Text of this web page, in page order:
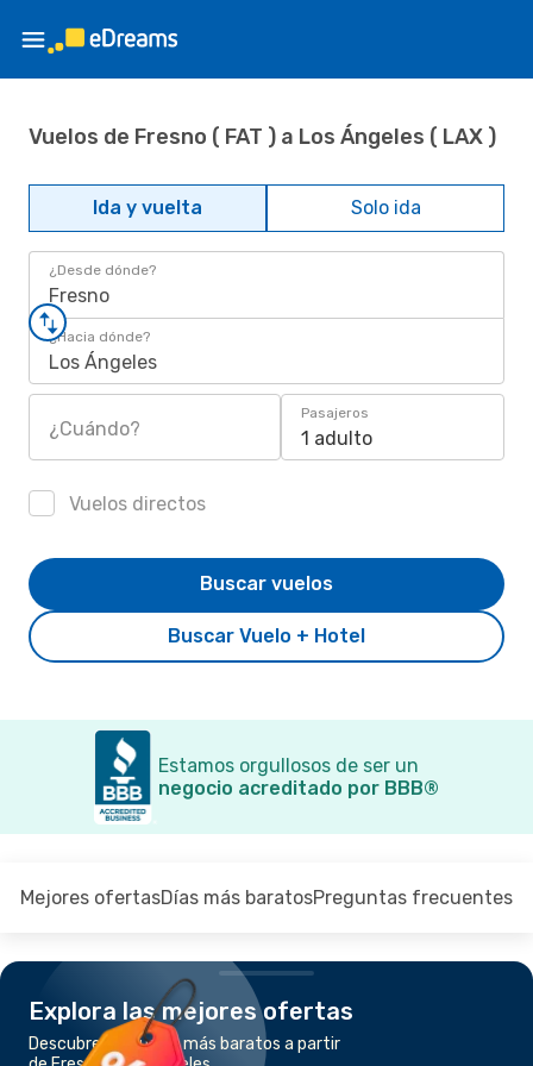
Vuelos de Fresno ( FAT ) a Los Ángeles ( LAX )
Ida y vuelta Solo ida
¿Desde dónde?
Fresno
¿Hacia dónde?
Los Ángeles
¿Cuándo?
Pasajeros
1 adulto
Vuelos directos
Buscar Vuelo + Hotel
Buscar vuelos
Estamos orgullosos de ser un
negocio acreditado por BBB®
Mejores ofertasDías más baratosPreguntas frecuentes
Explora las mejores ofertas
Descubre los vuelos más baratos a partir